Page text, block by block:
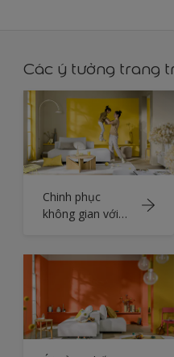
Các ý tưởng trang
Chinh phục
không gian với
Joy™